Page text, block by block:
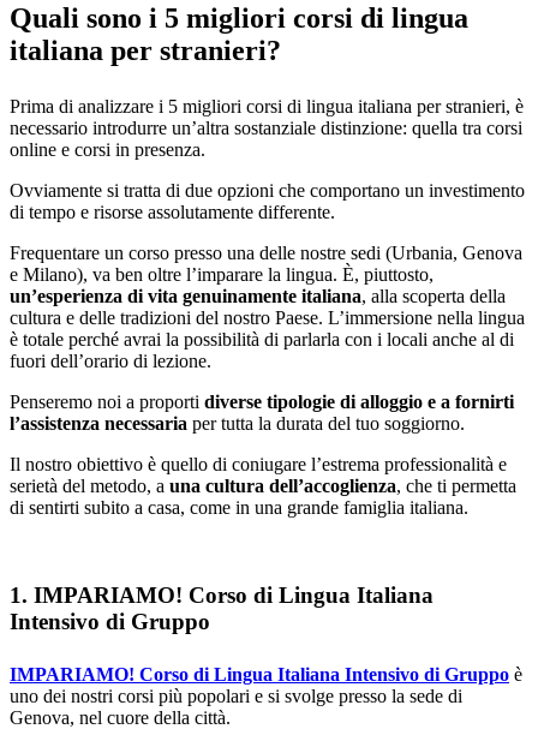
Quali sono i 5 migliori corsi di lingua
italiana per stranieri?
Prima di analizzare i 5 migliori corsi di lingua italiana per stranieri, è
necessario introdurre un’altra sostanziale distinzione: quella tra corsi
online e corsi in presenza.
Ovviamente si tratta di due opzioni che comportano un investimento
di tempo e risorse assolutamente differente.
Frequentare un corso presso una delle nostre sedi (Urbania, Genova
e Milano), va ben oltre l’imparare la lingua. È, piuttosto,
un’esperienza di vita genuinamente italiana, alla scoperta della
cultura e delle tradizioni del nostro Paese. L’immersione nella lingua
è totale perché avrai la possibilità di parlarla con i locali anche al di
fuori dell’orario di lezione.
Penseremo noi a proporti diverse tipologie di alloggio e a fornirti
l’assistenza necessaria per tutta la durata del tuo soggiorno.
Il nostro obiettivo è quello di coniugare l’estrema professionalità e
serietà del metodo, a una cultura dell’accoglienza, che ti permetta
di sentirti subito a casa, come in una grande famiglia italiana.
1. IMPARIAMO! Corso di Lingua Italiana
Intensivo di Gruppo
IMPARIAMO! Corso di Lingua Italiana Intensivo di Gruppo è
uno dei nostri corsi più popolari e si svolge presso la sede di
Genova, nel cuore della città.